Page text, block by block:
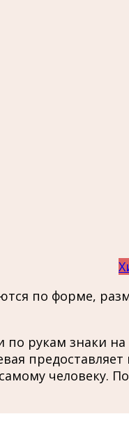
по форме,
рукам знаки
человеку.